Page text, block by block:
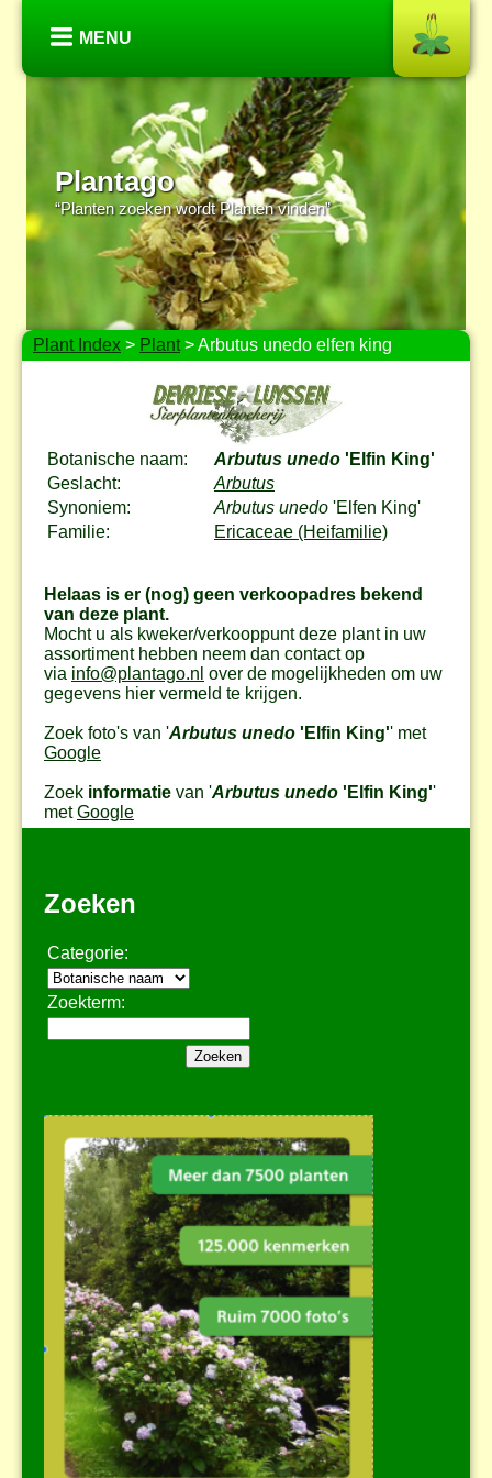
MENU
Plantago
“Planten zoeken wordt Planten vinden”
Plant Index > Plant> Arbutus unedo elfen king
Botanische naam: Arbutus unedo 'Elfin King'
Geslacht:
Arbutus
Synoniem:
Arbutus unedo 'Elfen King'
Familie:
Ericaceae (Heifamilie)
Helaas is er (nog) geen verkoopadres bekend
van deze plant.
Mocht u als kweker/verkooppunt deze plant in uw
assortiment hebben neem dan contact op
via info@plantago.nl over de mogelijkheden om uw
gegevens hier vermeld te krijgen.
Zoek foto's van 'Arbutus unedo 'Elfin King'' met
Google
Zoek informatie van 'Arbutus unedo 'Elfin King''
metGoogle
Zoeken
Categorie:
Zoekterm: